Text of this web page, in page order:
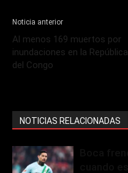
Noticia anterior
Al menos 169 muertos por
inundaciones en la República
del Congo
NOTICIAS RELACIONADAS